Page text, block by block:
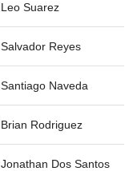
Leo Suarez
Salvador Reyes
Santiago Naveda
Brian Rodriguez
Jonathan Dos Santos